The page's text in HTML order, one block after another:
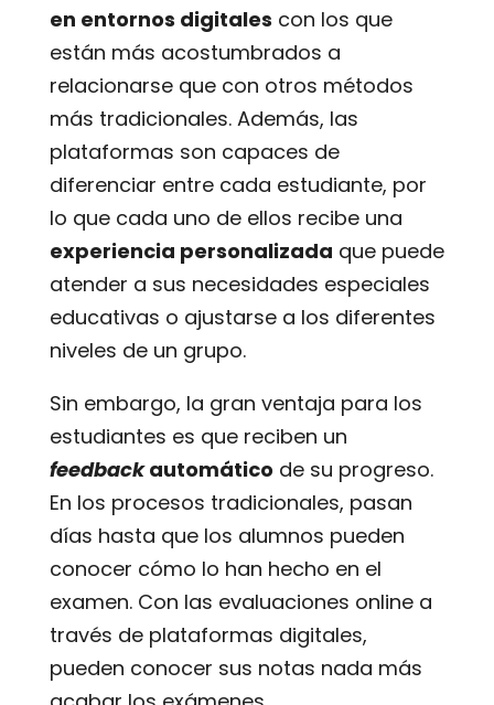
en entornos digitales con los que
están más acostumbrados a
relacionarse que con otros métodos
más tradicionales. Además, las
plataformas son capaces de
diferenciar entre cada estudiante, por
lo que cada uno de ellos recibe una
experiencia personalizada que puede
atender a sus necesidades especiales
educativas o ajustarse a los diferentes
niveles de un grupo.
Sin embargo, la gran ventaja para los
estudiantes es que reciben un
feedbackautomático de su progreso.
En los procesos tradicionales, pasan
días hasta que los alumnos pueden
conocer cómo lo han hecho en el
examen. Con las evaluaciones online a
través de plataformas digitales,
pueden conocer sus notas nada más